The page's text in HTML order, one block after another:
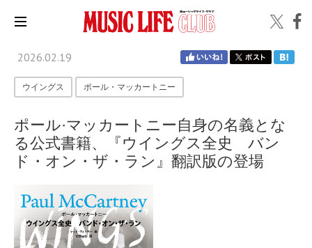
2026.02.19
ウイングス ポール・マッカートニー
ポール·マッカートニー自身の名義とな
る公式書籍、『ウイングス全史 バン
ド・オン・ザ・ラン』翻訳版の登場